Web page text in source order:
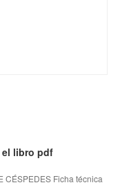
el libro pdf
CÉSPEDES Ficha técnica